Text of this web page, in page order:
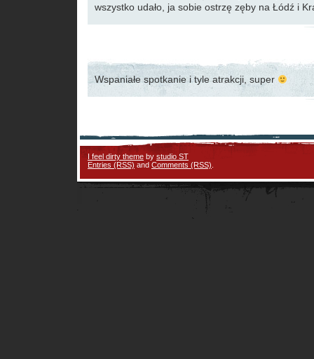
wszystko udało, ja sobie ostrzę zęby na Łódź i
Wspaniałe spotkanie i tyle atrakcji, super
I feel dirty theme by studio ST
Entries (RSS) and Comments (RSS)